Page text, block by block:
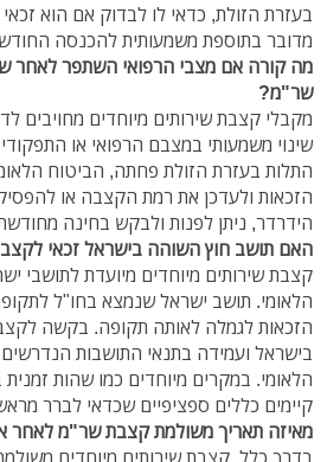
בעזרת הזולת, כדאי לו לבדוק אם הוא
מדובר בתוספת משמעותית להכנסה
מה קורה אם מצבי הרפואי השתפר לאחר
שר"מ?
מקבלי קצבת שירותים מיוחדים מחויבים
שינוי משמעותי במצבם הרפואי או
התלות בעזרת הזולת פחתה, הביטוח
הזכאות ולעדכן את רמת הקצבה או
הידרדר, ניתן לפנות ולבקש בחינה
האם תושב חוץ השוהה בישראל זכאי
קצבת שירותים מיוחדים מיועדת לתושבי
הלאומי. תושב ישראל שנמצא בחו"ל
הזכאות לגמלה לאותה תקופה. בקשה
בישראל ועמידה בתנאי התושבות
הלאומי. במקרים מיוחדים כמו שהות זמנית
קיימים כללים ספציפיים שכדאי לברר
מאיזה תאריך משולמת קצבת שר"מ לאחר